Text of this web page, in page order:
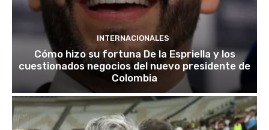
INTERNACIONALES
Cómo hizo su fortuna De la Espriella y los
cuestionados negocios del nuevo presidente de
Colombia